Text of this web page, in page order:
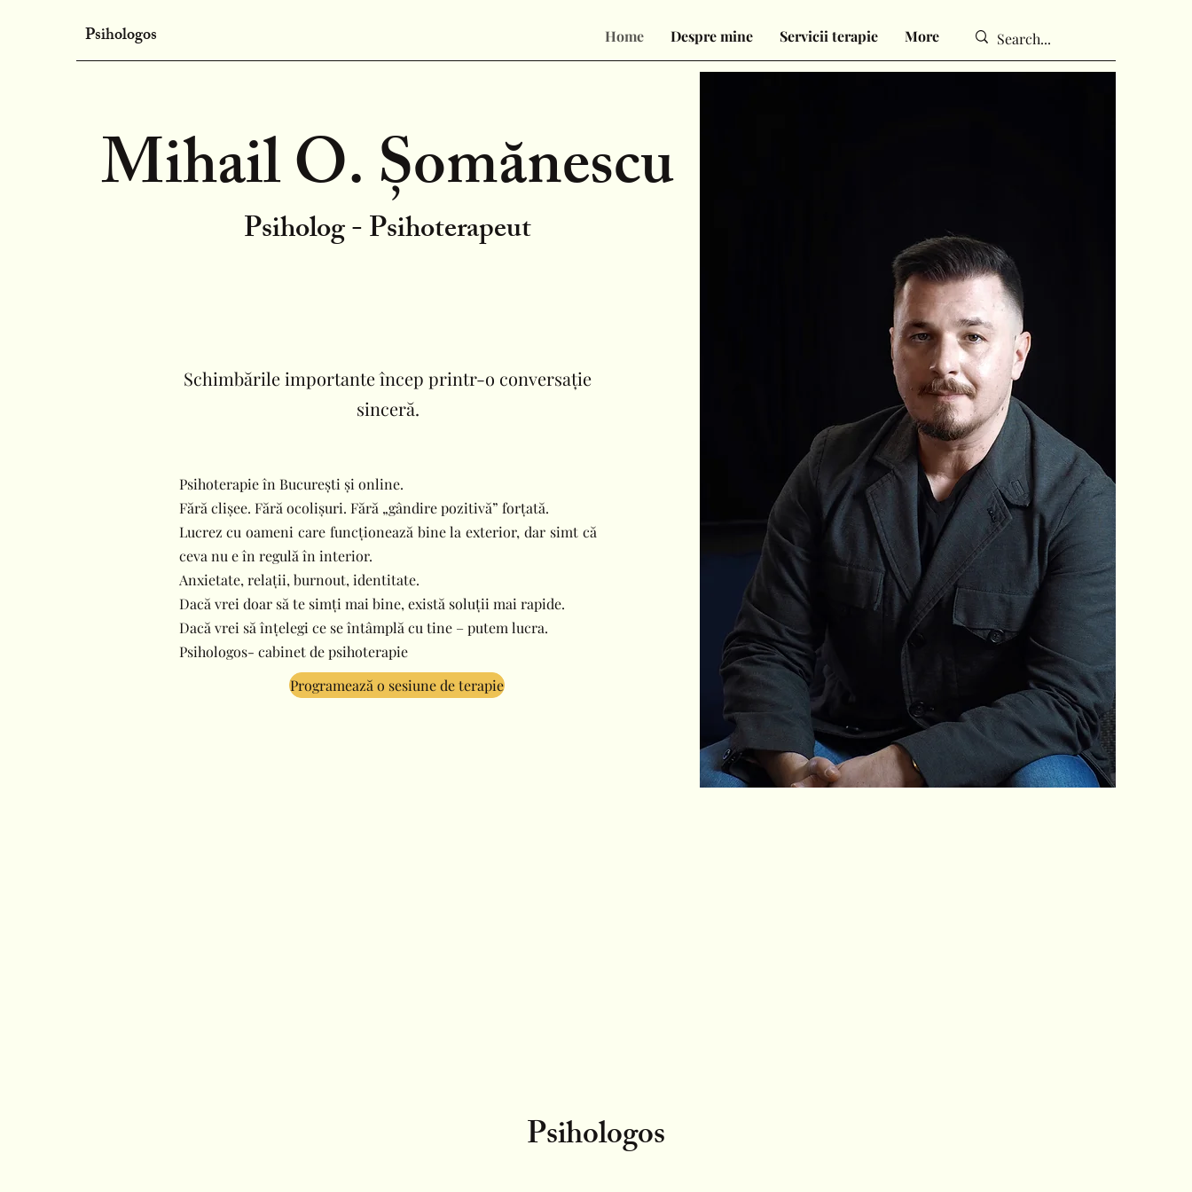
Psihologos Home Despre mine Servicii terapie More
Mihail O. Șomănescu
Psiholog - Psihoterapeut
Schimbările importante încep printr-o conversație
sinceră.
Psihoterapie în București și online.
Fără clișee. Fără ocolișuri. Fără „gândire pozitivă” forțată.
Lucrez cu oameni care funcționează bine la exterior, dar simt că
ceva nu e în regulă în interior.
Anxietate, relații, burnout, identitate.
Dacă vrei doar să te simți mai bine, există soluții mai rapide.
Dacă vrei să înțelegi ce se întâmplă cu tine – putem lucra.
Psihologos- cabinet de psihoterapie
Programează o sesiune de terapie
Psihologos